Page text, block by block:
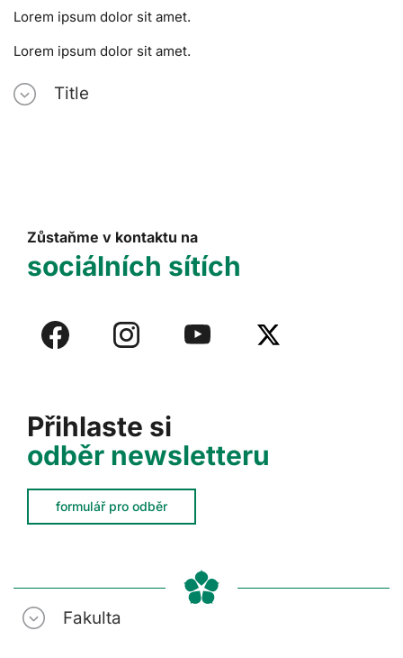
Lorem ipsum dolor sit amet.
Lorem ipsum dolor sit amet.
Title
Přihlaste si
odběr newsletteru
formulář pro odběr
Zůstaňme v kontaktu na
sociálních sítích
Fakulta